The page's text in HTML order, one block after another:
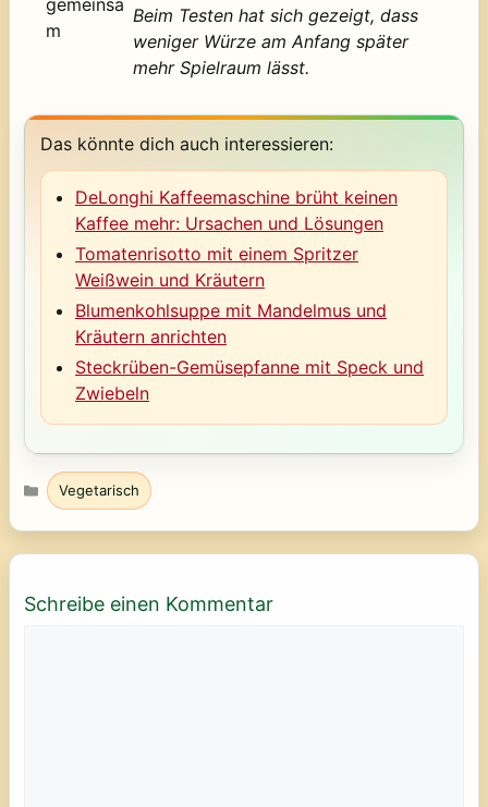
Beim Testen hat sich gezeigt, dass
weniger Würze am Anfang später
mehr Spielraum lässt.
Das könnte dich auch interessieren:
DeLonghi Kaffeemaschine brüht keinen
Kaffee mehr: Ursachen und Lösungen
Tomatenrisotto mit einem Spritzer
Weißwein und Kräutern
Blumenkohlsuppe mit Mandelmus und
Kräutern anrichten
Steckrüben-Gemüsepfanne mit Speck und
Zwiebeln
Kategorien
Vegetarisch
Schreibe einen Kommentar